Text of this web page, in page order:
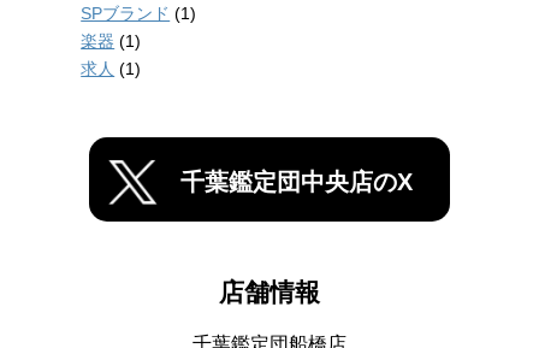
SPブランド (1)
楽器 (1)
求人 (1)
千葉鑑定団中央店のX
店舗情報